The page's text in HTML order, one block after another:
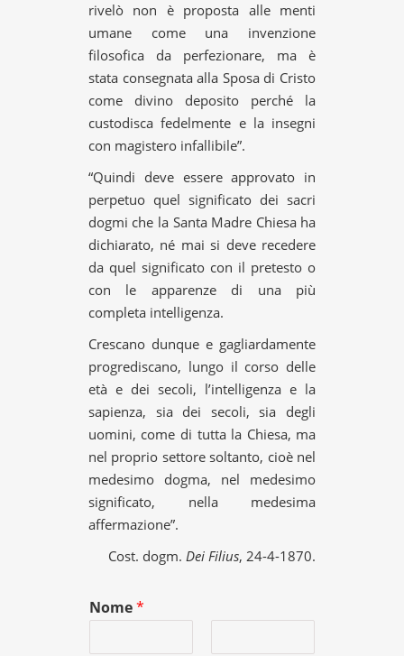
rivelò non è proposta alle menti
umane come una invenzione
filosofica da perfezionare, ma è
stata consegnata alla Sposa di Cristo
come divino deposito perché la
custodisca fedelmente e la insegni
con magistero infallibile”.
“Quindi deve essere approvato in
perpetuo quel significato dei sacri
dogmi che la Santa Madre Chiesa ha
dichiarato, né mai si deve recedere
da quel significato con il pretesto o
con le apparenze di una più
completa intelligenza.
Crescano dunque e gagliardamente
progrediscano, lungo il corso delle
età e dei secoli, l’intelligenza e la
sapienza, sia dei secoli, sia degli
uomini, come di tutta la Chiesa, ma
nel proprio settore soltanto, cioè nel
medesimo dogma, nel medesimo
significato, nella medesima
affermazione”.
Cost. dogm.Dei Filius, 24-4-1870.
Nome*